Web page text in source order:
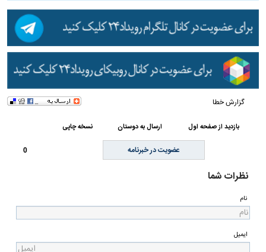
گزارش خطا
بازدید از صفحه اول ارسال به دوستان نسخه چاپی
0 عضویت در خبرنامه
نظرات شما
نام
ایمیل